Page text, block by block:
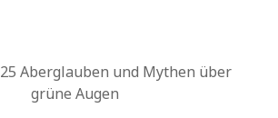
25 Aberglauben und Mythen über
grüne Augen